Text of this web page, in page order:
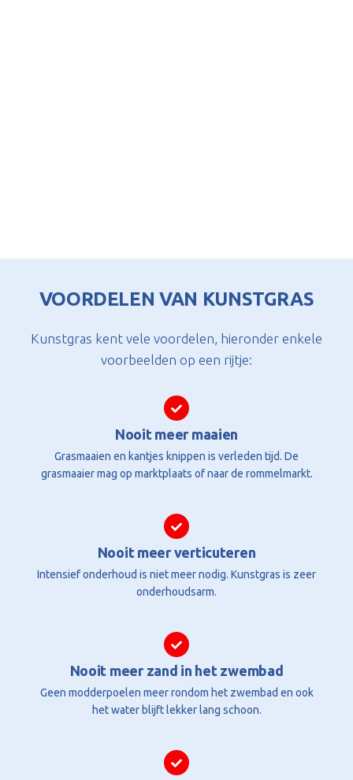
VOORDELEN VAN KUNSTGRAS
Kunstgras kent vele voordelen, hieronder enkele
voorbeelden op een rijtje:
Nooit meer maaien
Grasmaaien en kantjes knippen is verleden tijd. De
grasmaaier mag op marktplaats of naar de rommelmarkt.
Nooit meer verticuteren
Intensief onderhoud is niet meer nodig. Kunstgras is zeer
onderhoudsarm.
Nooit meer zand in het zwembad
Geen modderpoelen meer rondom het zwembad en ook
het water blijft lekker lang schoon.